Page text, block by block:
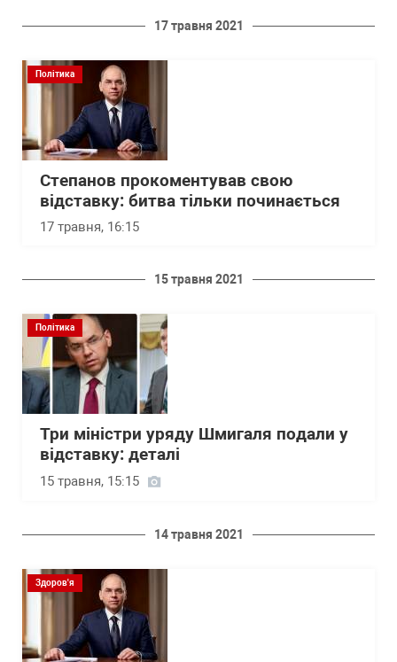
17 травня 2021
Політика
Степанов прокоментував свою
відставку: битва тільки починається
17 травня, 16:15
15 травня 2021
Політика
Три міністри уряду Шмигаля подали у
відставку: деталі
15 травня, 15:15
14 травня 2021
Здоров'я